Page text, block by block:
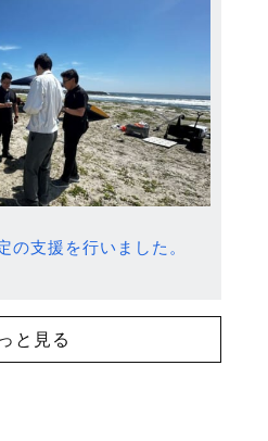
の支援を行いました。
と見る